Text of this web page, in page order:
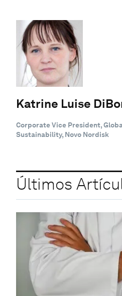
Katrine Luise
Corporate Vice President,
Sustainability, Novo Nordisk
Últimos